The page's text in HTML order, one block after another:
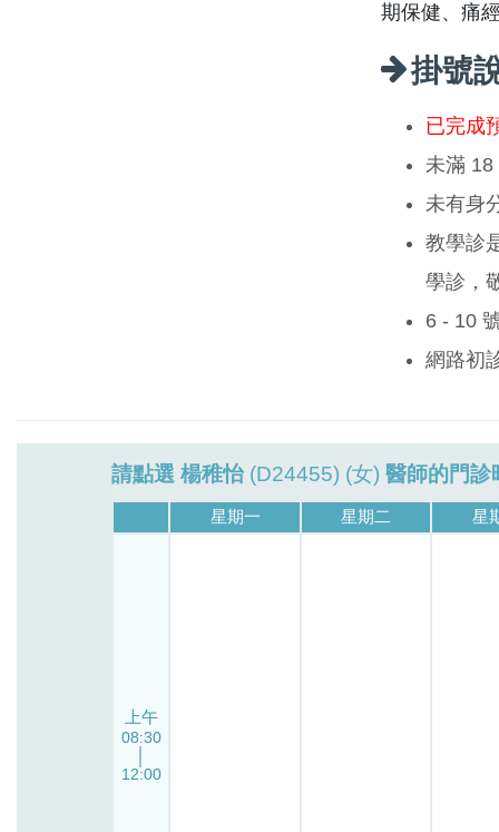
期保健、痛
掛號
已完成
未滿 18
未有身
教學診
學診，
6 - 10
網路初